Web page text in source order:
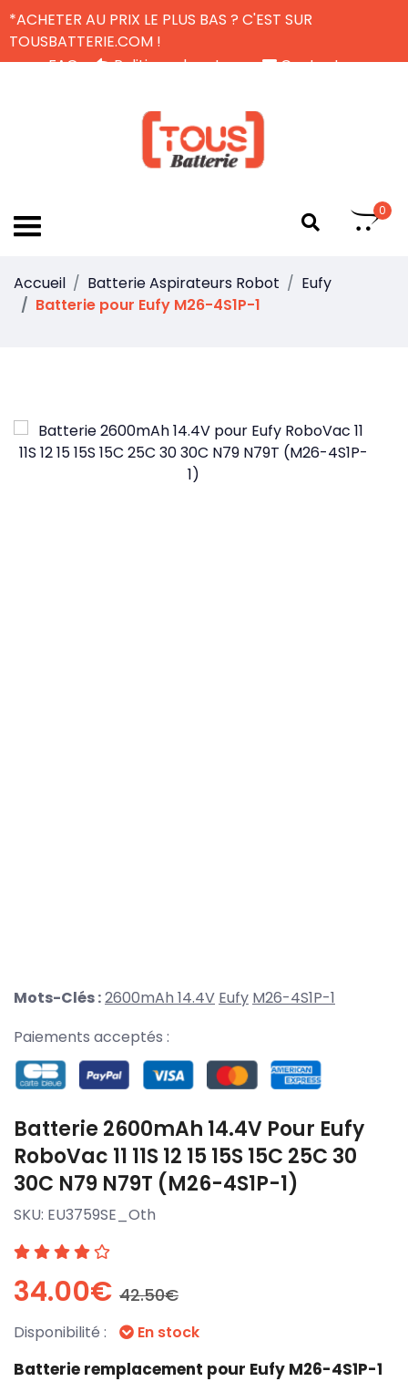
*ACHETER AU PRIX LE PLUS BAS ? C'EST SUR
TOUSBATTERIE.COM !
FAQ
Politique de retour
Contactez-nous
0
Accueil Batterie Aspirateurs Robot
Eufy
Batterie pour Eufy M26-4S1P-1
Mots-Clés :2600mAh 14.4V Eufy M26-4S1P-1
Paiements acceptés :
Batterie 2600mAh 14.4V Pour Eufy
RoboVac 11 11S 12 15 15S 15C 25C 30
30C N79 N79T (M26-4S1P-1)
SKU: EU3759SE_Oth
34.00€ 42.50€
Disponibilité : En stock
Batterie remplacement pour Eufy M26-4S1P-1